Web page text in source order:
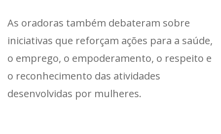
As oradoras também debateram sobre
iniciativas que reforçam ações para a saúde,
o emprego, o empoderamento, o respeito e
o reconhecimento das atividades
desenvolvidas por mulheres.